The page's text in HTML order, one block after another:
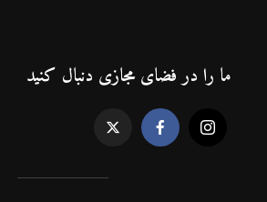
ما را در فضای مجازی دنبال کنید